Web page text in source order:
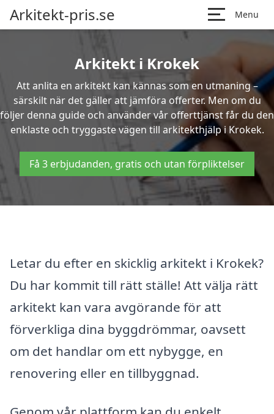
Arkitekt-pris.se Menu
Arkitekt i Krokek
Att anlita en arkitekt kan kännas som en utmaning –
särskilt när det gäller att jämföra offerter. Men om du
följer denna guide och använder vår offerttjänst får du den
enklaste och tryggaste vägen till arkitekthjälp i Krokek.
Få 3 erbjudanden, gratis och utan förpliktelser
Letar du efter en skicklig arkitekt i Krokek?
Du har kommit till rätt ställe! Att välja rätt
arkitekt kan vara avgörande för att
förverkliga dina byggdrömmar, oavsett
om det handlar om ett nybygge, en
renovering eller en tillbyggnad.